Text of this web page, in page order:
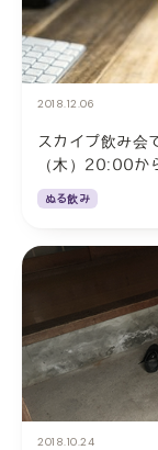
2018.12.06
スカイプ飲み会
（木）20:00か
ぬる飲み
2018.10.24